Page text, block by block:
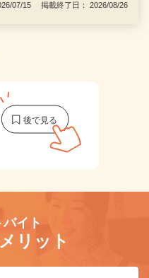
07/15 掲載終了日： 2026/08/26
イト
リット